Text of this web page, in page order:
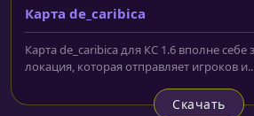
Карта de_caribica
Карта de_caribica для КС 1.6 вполне себе
локация, которая отправляет игроков
Скачать